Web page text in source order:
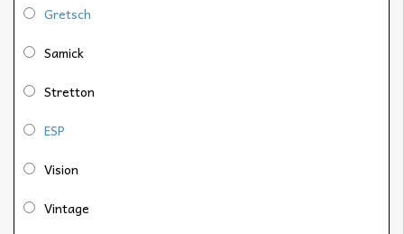
Gretsch
Samick
Stretton
ESP
Vision
Vintage